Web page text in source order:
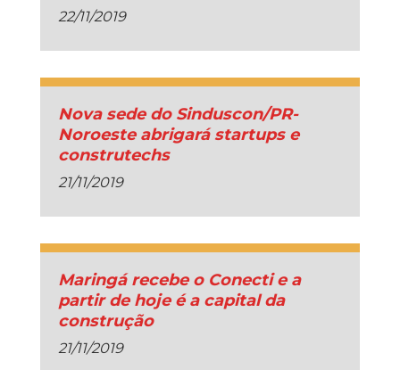
22/11/2019
Nova sede do Sinduscon/PR-
Noroeste abrigará startups e
construtechs
21/11/2019
Maringá recebe o Conecti e a
partir de hoje é a capital da
construção
21/11/2019